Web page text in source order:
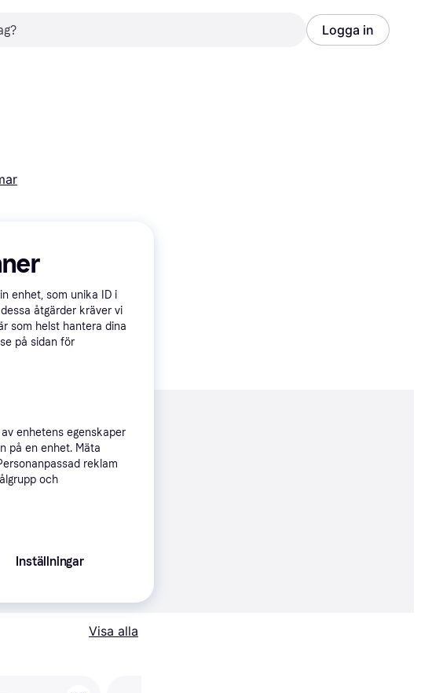
Logga in
Visa alla erbjudanden
Visa alla
enhet, som unika ID i
åtgärder kräver vi
som helst hantera dina
på sidan för
enhetens egenskaper
på en enhet. Mäta
reklam
och
Inställningar